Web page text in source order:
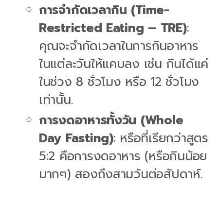
การจำกัดเวลากิน (Time-
Restricted Eating – TRE):
คุณจะจำกัดเวลาในการกินอาหาร
ในแต่ละวันให้แคบลง เช่น กินได้แค่
ในช่วง 8 ชั่วโมง หรือ 12 ชั่วโมง
เท่านั้น.
การงดอาหารทั้งวัน (Whole
Day Fasting): หรือที่เรียกว่าสูตร
5:2 คือการงดอาหาร (หรือกินน้อย
มากๆ) สองถึงสามวันต่อสัปดาห์.